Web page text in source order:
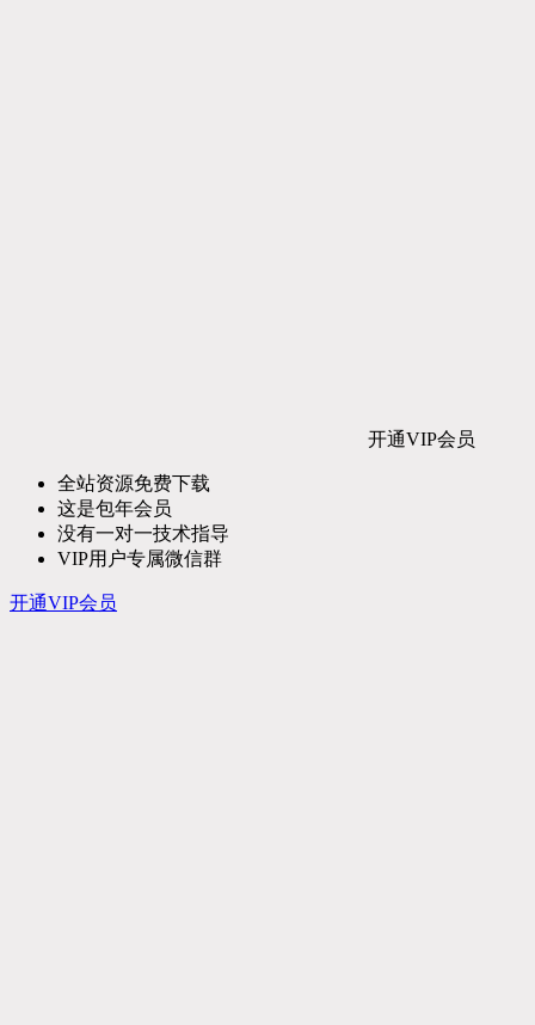
开通VIP会员
全站资源免费下载
这是包年会员
没有一对一技术指导
VIP用户专属微信群
开通VIP会员